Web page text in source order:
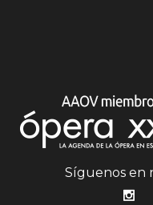
Síguenos en